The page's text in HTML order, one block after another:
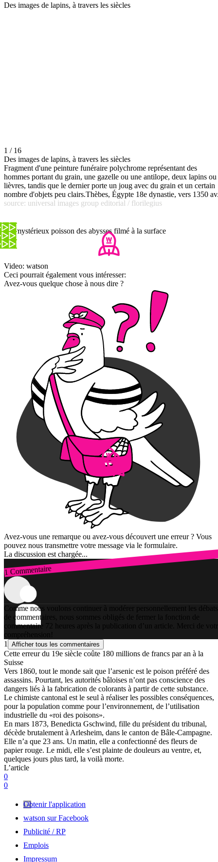
Des images de lapins, à travers les siècles
1 / 16
Des images de lapins, à travers les siècles
Fragment d'une peinture funéraire polychrome représentant des
hommes portant du grain, une gazelle ou une antilope, deux lapins ou
lièvres, tandis que le dernier porte un joug avec du grain et un certain
nombre d'objets peu clairs.Thèbes, Égypte 18e dynastie, vers 1350
source: universal images group editorial / florilegius
Un mystérieux poisson des abysses filmé à la surface
Video: watson
Ceci pourrait également vous intéresser:
Avez-vous quelque chose à nous dire ?
Avez-vous une remarque ou avez-vous découvert une erreur ? Vous
pouvez nous transmettre votre message via le formulaire.
La discussion est chargée...
1 Commentaire
Connexion
Comme nous voulons continuer à modérer personnellement les débats
de commentaires, nous sommes obligés de fermer la fonction de
commentaire 72 heures après la publication d’un article. Merci de
compréhension!
1
Afficher tous les commentaires
Cette erreur du 19e siècle coûte 180 millions de francs par an à la
Suisse
Vers 1860, tout le monde sait que l’arsenic est le poison préféré des
assassins. Pourtant, les autorités bâloises n’ont pas conscience des
dangers liés à la fabrication de colorants à partir de cette substance.
Le chimiste cantonal est le seul à réaliser les possibles conséquences,
pour la population comme pour l’environnement, de l’utilisation
industrielle du «roi des poisons».
En mars 1873, Benedicta Gschwind, fille du président du tribunal,
décède brutalement à Arlesheim, dans le canton de Bâle-Campagne.
Elle n’a que 23 ans. Un matin, elle a confectionné des fleurs de
papier rouge. Le midi, elle s’est plainte de douleurs au ventre, et,
quelques jours plus tard, la voilà morte.
L’article
0
0
Obtenir l'application
watson sur Facebook
Publicité / RP
Emplois
Impressum